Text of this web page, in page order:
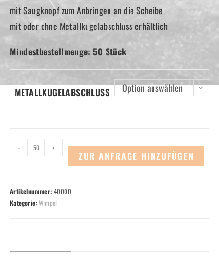
mit Saugknopf zum Anbringen an die Scheibe
mit oder ohne Metallkugelabschluss erhältlich
Mindestbestellmenge: 50 Stück
METALLKUGELABSCHLUSS Option auswählen
Miniwimpel
- +
ZUR ANFRAGE HINZUFÜGEN
Artikelnummer: 40000
Kategorie:Wimpel